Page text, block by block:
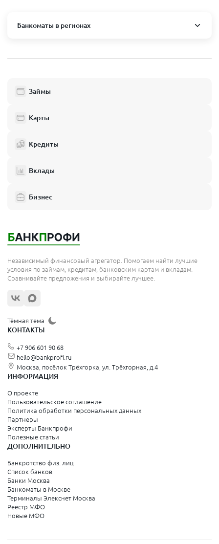
Банкоматы в регионах
Балашиха
Одинцово
Электросталь
Реутов
Подольск
Королёв
Сергиев Посад
Орехово-Зуево
Щёлково
Видное
Зеленоград
Санкт-Петербург и Ленинградская область
Колпино
Санкт-Петербург
Краснодарский край
Армавир
Сочи
Займы
Карты
Кредиты
Вклады
Бизнес
Независимый финансовый агрегатор. Помогаем найти лучшие
условия по займам, кредитам, банковским картам и вкладам.
Сравнивайте предложения и выбирайте лучшее.
Тёмная тема
КОНТАКТЫ
+7 906 601 90 68
hello@bankprofi.ru
Москва, посёлок Трёхгорка, ул. Трёхгорная, д.4
ИНФОРМАЦИЯ
О проекте
Пользовательское соглашение
Политика обработки персональных данных
Партнеры
Эксперты Банкпрофи
Полезные статьи
ДОПОЛНИТЕЛЬНО
Банкротство физ. лиц
Список банков
Банки Москва
Банкоматы в Москве
Терминалы Элекснет Москва
Реестр МФО
Новые МФО